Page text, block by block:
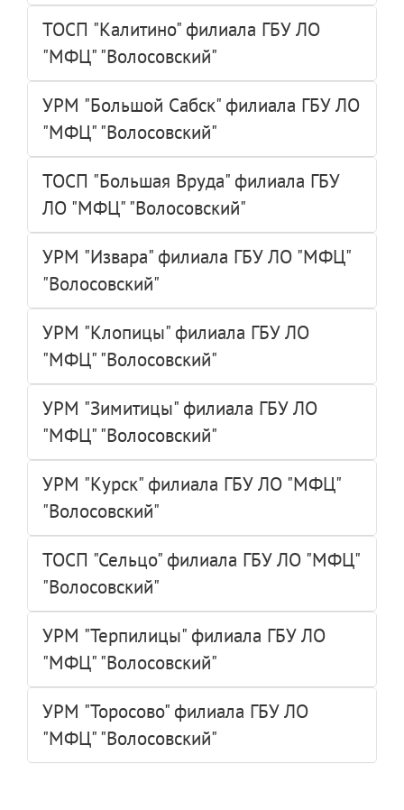
ТОСП "Калитино" филиала ГБУ ЛО
"МФЦ" "Волосовский"
УРМ "Большой Сабск" филиала ГБУ ЛО
"МФЦ" "Волосовский"
ТОСП "Большая Вруда" филиала ГБУ
ЛО "МФЦ" "Волосовский"
УРМ "Извара" филиала ГБУ ЛО "МФЦ"
"Волосовский"
УРМ "Клопицы" филиала ГБУ ЛО
"МФЦ" "Волосовский"
УРМ "Зимитицы" филиала ГБУ ЛО
"МФЦ" "Волосовский"
УРМ "Курск" филиала ГБУ ЛО "МФЦ"
"Волосовский"
ТОСП "Сельцо" филиала ГБУ ЛО "МФЦ"
"Волосовский"
УРМ "Терпилицы" филиала ГБУ ЛО
"МФЦ" "Волосовский"
УРМ "Торосово" филиала ГБУ ЛО
"МФЦ" "Волосовский"